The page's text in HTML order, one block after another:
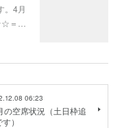
。4月
＝…
06:23
の空席状況（土日枠追
）